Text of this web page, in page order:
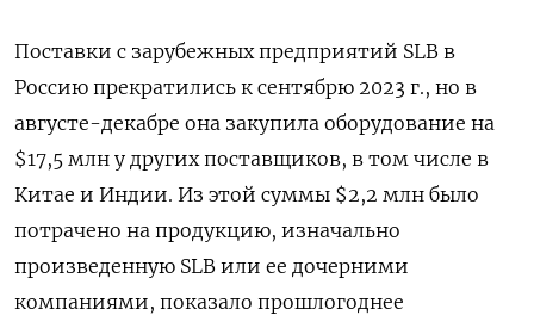
Поставки с зарубежных предприятий SLB в
Россию прекратились к сентябрю 2023 г., но в
августе-декабре она закупила оборудование на
$17,5 млн у других поставщиков, в том числе в
Китае и Индии. Из этой суммы $2,2 млн было
потрачено на продукцию, изначально
произведенную SLB или ее дочерними
компаниями, показало прошлогоднее